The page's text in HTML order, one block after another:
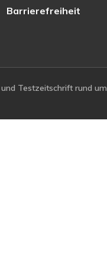
Barrierefreiheit
Testzeitschrift rund um